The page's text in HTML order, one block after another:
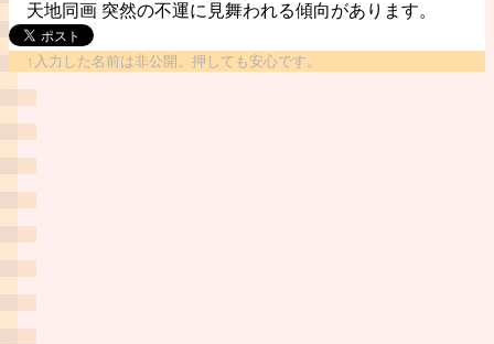
天地同画 突然の不運に見舞われる傾向があります。
↑入力した名前は非公開。押しても安心です。